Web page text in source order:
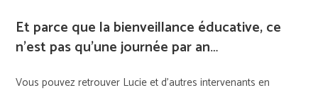
Et parce que la bienveillance éducative, ce
n’est pas qu’une journée par an…
Vous pouvez retrouver Lucie et d’autres intervenants en